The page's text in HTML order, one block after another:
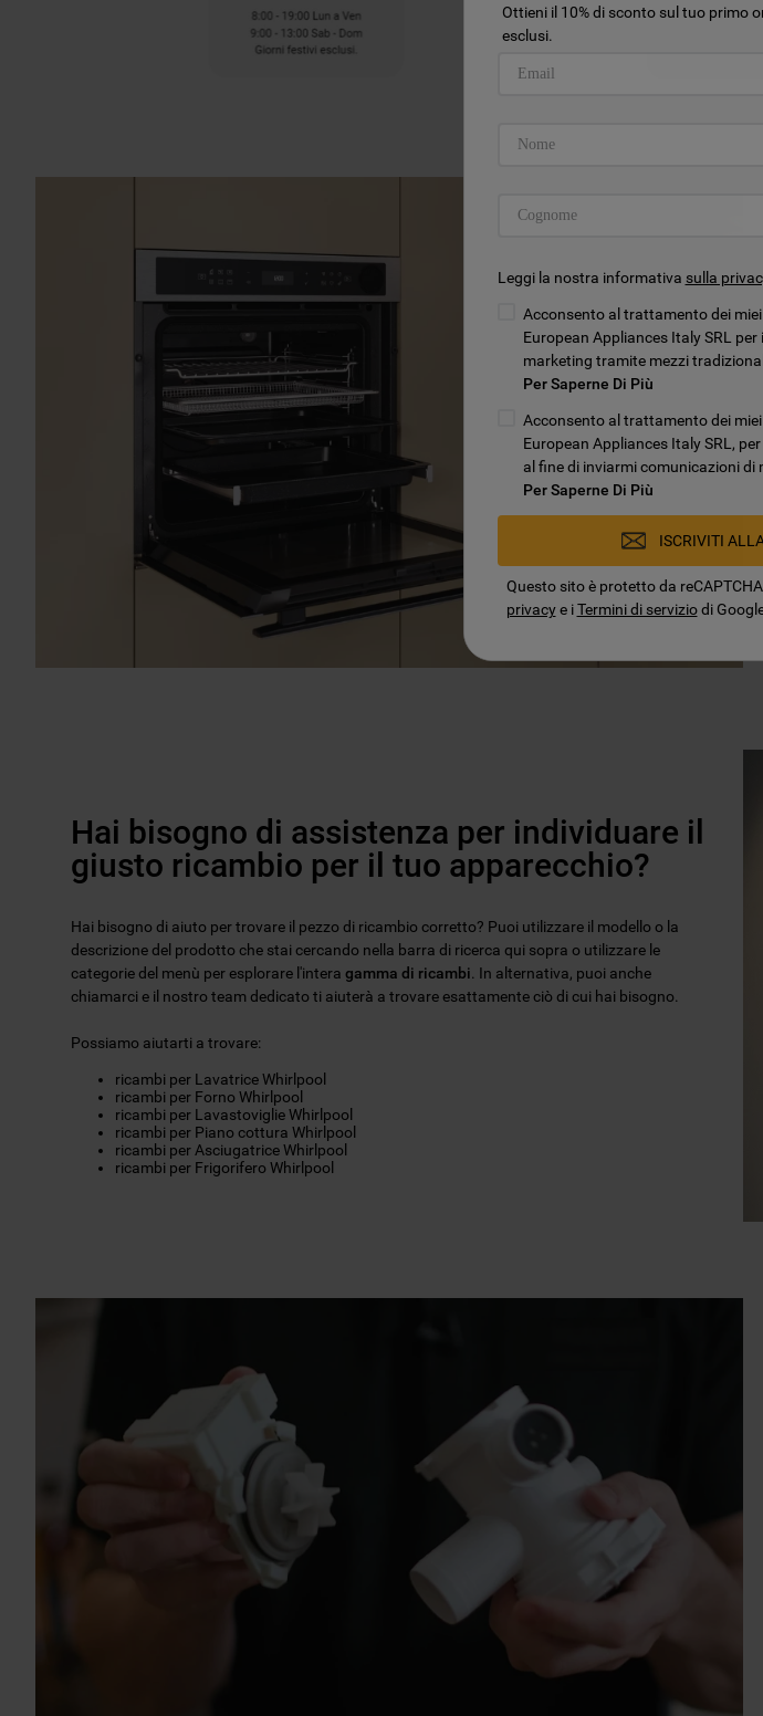
Hai bisogno di assistenza per individuare il
giusto ricambio per il tuo apparecchio?
Hai bisogno di aiuto per trovare il pezzo di ricambio corretto? Puoi utilizzare il modello o la
descrizione del prodotto che stai cercando nella barra di ricerca qui sopra o utilizzare le
categorie del menù per esplorare l'intera gamma di ricambi . In alternativa, puoi anche
chiamarci e il nostro team dedicato ti aiuterà a trovare esattamente ciò di cui hai bisogno.
Possiamo aiutarti a trovare:
ricambi per Lavatrice Whirlpool
ricambi per Forno Whirlpool
ricambi per Lavastoviglie Whirlpool
ricambi per Piano cottura Whirlpool
ricambi per Asciugatrice Whirlpool
ricambi per Frigorifero Whirlpool
Ottieni il 10% di sconto sul tuo primo
esclusi.
Leggi la nostra informativa sulla
Acconsento al trattamento dei
European Appliances Italy SRL
marketing tramite mezzi
Per Saperne Di Più
Acconsento al trattamento dei
European Appliances Italy SRL,
al fine di inviarmi comunicazioni di
Per Saperne Di Più
ISCRIVITI
Questo sito è protetto da
privacye iTermini di serviziodi